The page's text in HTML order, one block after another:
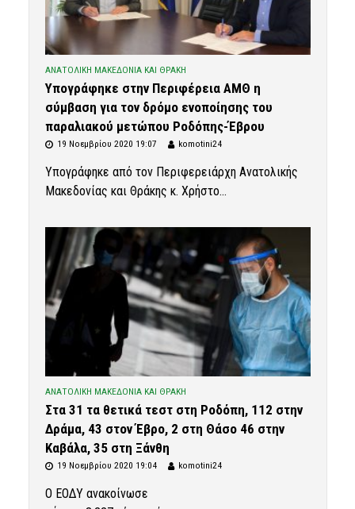
ΑΝΑΤΟΛΙΚΗ ΜΑΚΕΔΟΝΙΑ ΚΑΙ ΘΡΑΚΗ
Υπογράφηκε στην Περιφέρεια ΑΜΘ η
σύμβαση για τον δρόμο ενοποίησης του
παραλιακού μετώπου Ροδόπης-Έβρου
19 Νοεμβρίου 2020 19:07 komotini24
Υπογράφηκε από τον Περιφερειάρχη Ανατολικής
Μακεδονίας και Θράκης κ. Χρήστο...
ΑΝΑΤΟΛΙΚΗ ΜΑΚΕΔΟΝΙΑ ΚΑΙ ΘΡΑΚΗ
Στα 31 τα θετικά τεστ στη Ροδόπη, 112 στην
Δράμα, 43 στον Έβρο, 2 στη Θάσο 46 στην
Καβάλα, 35 στη Ξάνθη
19 Νοεμβρίου 2020 19:04 komotini24
Ο ΕΟΔΥ ανακοίνωσε